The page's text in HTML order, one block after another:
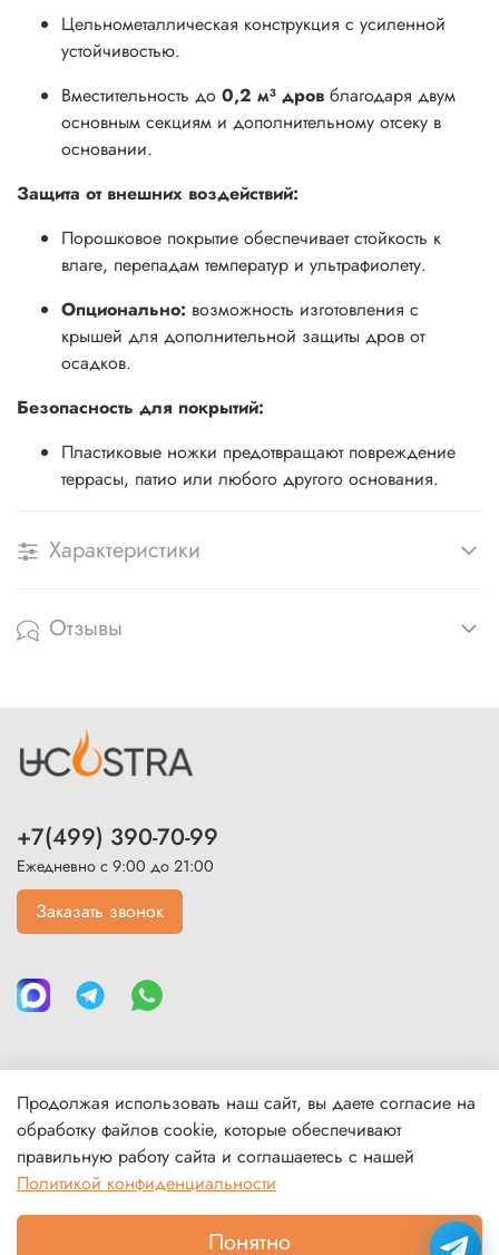
Цельнометаллическая конструкция с усиленной
устойчивостью.
Вместительность до 0,2 м³ дров благодаря двум
основным секциям и дополнительному отсеку в
основании.
Защита от внешних воздействий:
Порошковое покрытие обеспечивает стойкость к
влаге, перепадам температур и ультрафиолету.
Опционально: возможность изготовления с
крышей для дополнительной защиты дров от
осадков.
Безопасность для покрытий:
Пластиковые ножки предотвращают повреждение
террасы, патио или любого другого основания.
Характеристики
Отзывы
Каталог
Покупателям
+7(499) 390-70-99
Ежедневно с 9:00 до 21:00
Заказать звонок
Продолжая использовать наш сайт, вы даете согласие на
обработку файлов cookie, которые обеспечивают
правильную работу сайта и соглашаетесь с нашей
Политикой конфиденциальности
Понятно